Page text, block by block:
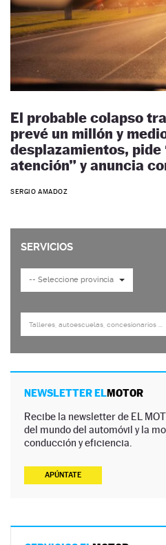
El probable colapso
prevé un millón y
desplazamientos, pide
atención” y anuncia
SERGIO AMADOZ
NEWSLETTER ELMOTOR
Recibe la newsletter de EL
del mundo del automóvil y la
conducción y eficiencia.
APÚNTATE